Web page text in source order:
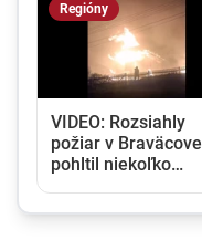
Regióny
VIDEO: Rozsiahly
požiar v Braväcove
pohltil niekoľko